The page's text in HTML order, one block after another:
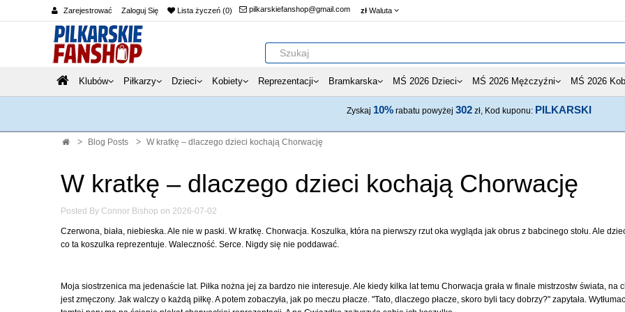
Zarejestrować Zaloguj Się Lista życzeń (0) pilkarskiefanshop@gmail.com zł Waluta
Klubów Piłkarzy Dzieci Kobiety Reprezentacji Bramkarska MŚ 2026 Dzieci MŚ 2026 Mężczyźni MŚ 2026
Zyskaj 10%rabatu powyżej 302zł, Kod kuponu: PILKARSKI
Blog Posts W kratkę – dlaczego dzieci kochają Chorwację
W kratkę – dlaczego dzieci kochają Chorwację
Posted By Connor Bishop on 2026-07-02
Czerwona, biała, niebieska. Ale nie w paski. W kratkę. Chorwacja. Koszulka, która na pierwszy rzut oka wygląda jak obrus z babcinego stołu. Ale
co ta koszulka reprezentuje. Waleczność. Serce. Nigdy się nie poddawać.
Moja siostrzenica ma jedenaście lat. Piłka nożna jej za bardzo nie interesuje. Ale kiedy kilka lat temu Chorwacja grała w finale mistrzostw świata, na
jest zmęczony. Jak walczy o każdą piłkę. A potem zobaczyła, jak po meczu płacze. "Tato, dlaczego płacze, skoro byli tacy dobrzy?" zapytała.